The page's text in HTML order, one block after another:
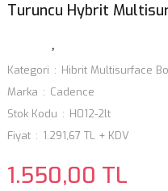
Turuncu Hybrit
Kategori Hibrit Multisurface
Marka
Cadence
Stok Kodu
H012-2lt
Fiyat
1.291,67 TL + KDV
1.550,00 TL